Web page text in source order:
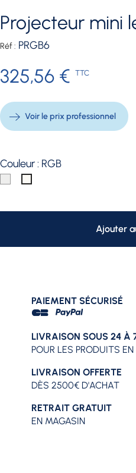
projecteur mini
Réf : PRGB6
325,56 € TTC
Voir le prix professionnel
Couleur : RGB
Ajouter
PAIEMENT SÉCURISÉ
LIVRAISON SOUS 24 À
POUR LES PRODUITS
LIVRAISON OFFERTE
DÈS 2500€ D'ACHAT
RETRAIT GRATUIT
EN MAGASIN